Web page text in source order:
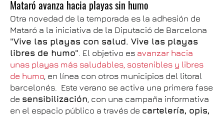
Mataró avanza hacia playas sin humo
Otra novedad de la temporada es la adhesión de
Mataró a la iniciativa de la Diputació de Barcelona
"Vive las playas con salud. Vive las playas
libres de humo" . El objetivo es avanzar hacia
unas playas más saludables, sostenibles y libres
de humo , en línea con otros municipios del litoral
barcelonés. Este verano se activa una primera fase
de sensibilización , con una campaña informativa
en el espacio público a través de cartelería, opis,